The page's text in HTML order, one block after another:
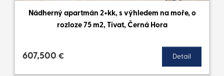
Nádherný apartmán 2+kk, s výhledem na moře, o
rozloze 75 m2, Tivat, Černá Hora
607,500 € Detail